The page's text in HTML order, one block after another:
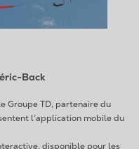
Back
Groupe TD, partenaire du
l’application mobile du
disponible pour les